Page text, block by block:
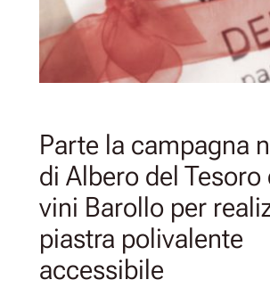
Parte la campagna
di Albero del Tesoro
vini Barollo per
piastra polivalente
accessibile